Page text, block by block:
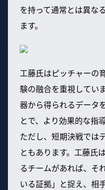
を持って通常とは異な
ます。
工藤氏はピッチャーの
験の融合を重視してい
器から得られるデータ
とで、より効果的な指
ただし、短期決戦では
ともあります。工藤氏
るチームがあれば、そ
いる証拠」と捉え、相